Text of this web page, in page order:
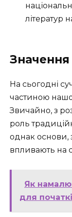
літератур
Значення
На сьогодні
частиною
Звичайно, з
роль
однак основи,
впливають на
Як
для